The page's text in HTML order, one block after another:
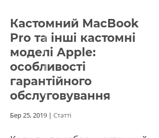
Кастомний MacBook
Pro та інші кастомні
моделі Apple:
особливості
гарантійного
обслуговування
Бер 25, 2019 |Статті